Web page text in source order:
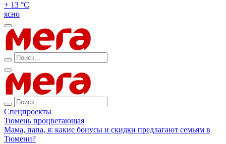
+ 13 °С
ясно
Спецпроекты
Тюмень процветающая
Мама, папа, я: какие бонусы и скидки предлагают семьям в
Тюмени?